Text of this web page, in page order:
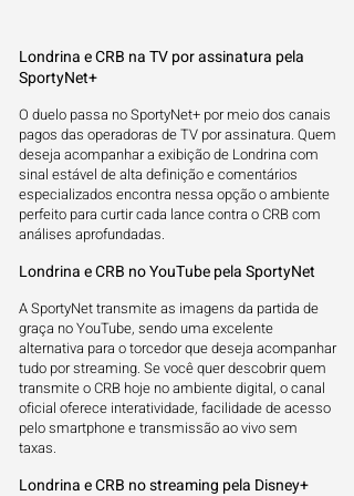
Londrina e CRB na TV por assinatura pela
SportyNet+
O duelo passa no SportyNet+ por meio dos canais
pagos das operadoras de TV por assinatura. Quem
deseja acompanhar a exibição de Londrina com
sinal estável de alta definição e comentários
especializados encontra nessa opção o ambiente
perfeito para curtir cada lance contra o CRB com
análises aprofundadas.
Londrina e CRB no YouTube pela SportyNet
A SportyNet transmite as imagens da partida de
graça no YouTube, sendo uma excelente
alternativa para o torcedor que deseja acompanhar
tudo por streaming. Se você quer descobrir quem
transmite o CRB hoje no ambiente digital, o canal
oficial oferece interatividade, facilidade de acesso
pelo smartphone e transmissão ao vivo sem
taxas.
Londrina e CRB no streaming pela Disney+